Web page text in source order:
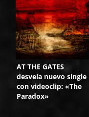
AT THE GATES
desvela nuevo single
con videoclip: «The
Paradox»